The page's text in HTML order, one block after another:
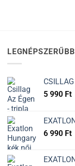
5 990 Ft
6 990 Ft